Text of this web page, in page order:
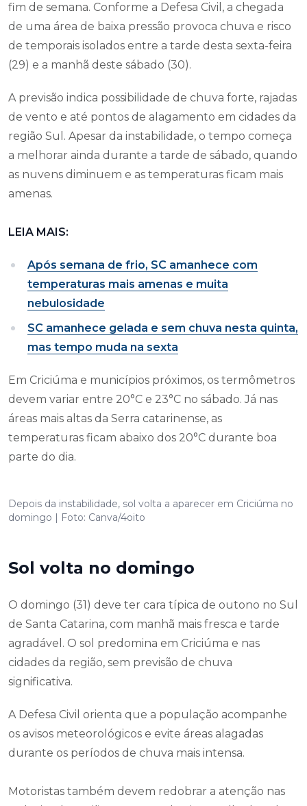
fim de semana. Conforme a Defesa Civil, a chegada
de uma área de baixa pressão provoca chuva e risco
de temporais isolados entre a tarde desta sexta-feira
(29) e a manhã deste sábado (30).
A previsão indica possibilidade de chuva forte, rajadas
de vento e até pontos de alagamento em cidades da
região Sul. Apesar da instabilidade, o tempo começa
a melhorar ainda durante a tarde de sábado, quando
as nuvens diminuem e as temperaturas ficam mais
amenas.
LEIA MAIS:
Após semana de frio, SC amanhece com
temperaturas mais amenas e muita
nebulosidade
SC amanhece gelada e sem chuva nesta quinta,
mas tempo muda na sexta
Em Criciúma e municípios próximos, os termômetros
devem variar entre 20°C e 23°C no sábado. Já nas
áreas mais altas da Serra catarinense, as
temperaturas ficam abaixo dos 20°C durante boa
parte do dia.
Depois da instabilidade, sol volta a aparecer em Criciúma no
domingo | Foto: Canva/4oito
Sol volta no domingo
O domingo (31) deve ter cara típica de outono no Sul
de Santa Catarina, com manhã mais fresca e tarde
agradável. O sol predomina em Criciúma e nas
cidades da região, sem previsão de chuva
significativa.
A Defesa Civil orienta que a população acompanhe
os avisos meteorológicos e evite áreas alagadas
durante os períodos de chuva mais intensa.
Motoristas também devem redobrar a atenção nas